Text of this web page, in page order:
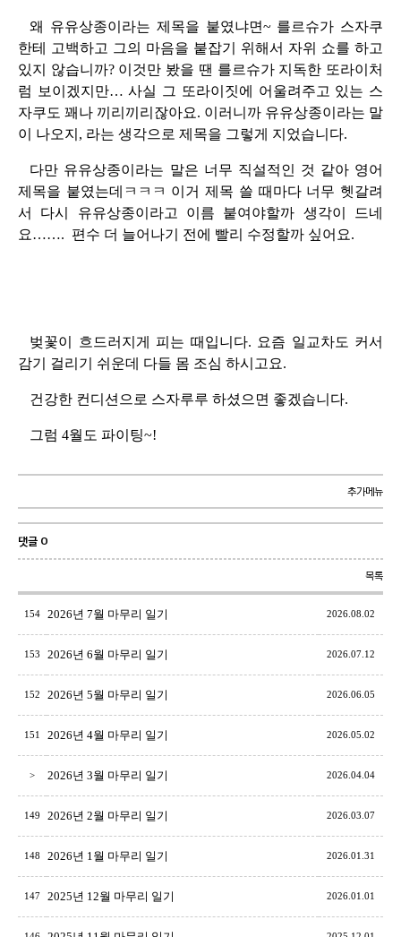
왜 유유상종이라는 제목을 붙였냐면~ 를르슈가 스자쿠
한테 고백하고 그의 마음을 붙잡기 위해서 자위 쇼를 하고
있지 않습니까? 이것만 봤을 땐 를르슈가 지독한 또라이처
럼 보이겠지만… 사실 그 또라이짓에 어울려주고 있는 스
자쿠도 꽤나 끼리끼리잖아요. 이러니까 유유상종이라는 말
이 나오지, 라는 생각으로 제목을 그렇게 지었습니다.
다만 유유상종이라는 말은 너무 직설적인 것 같아 영어
제목을 붙였는데ㅋㅋㅋ 이거 제목 쓸 때마다 너무 헷갈려
서 다시 유유상종이라고 이름 붙여야할까 생각이 드네
요……. 편수 더 늘어나기 전에 빨리 수정할까 싶어요.
벚꽃이 흐드러지게 피는 때입니다. 요즘 일교차도 커서
감기 걸리기 쉬운데 다들 몸 조심 하시고요.
건강한 컨디션으로 스자루루 하셨으면 좋겠습니다.
그럼 4월도 파이팅~!
추가메뉴
댓글 0
목록
154 2026년 7월 마무리 일기 2026.08.02
153 2026년 6월 마무리 일기 2026.07.12
152 2026년 5월 마무리 일기 2026.06.05
151 2026년 4월 마무리 일기 2026.05.02
> 2026년 3월 마무리 일기 2026.04.04
149 2026년 2월 마무리 일기 2026.03.07
148 2026년 1월 마무리 일기 2026.01.31
147 2025년 12월 마무리 일기 2026.01.01